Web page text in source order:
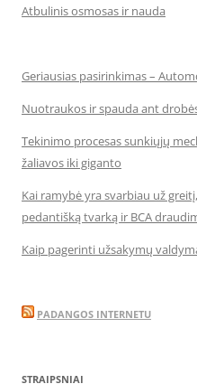
Atbulinis osmosas ir nauda
Geriausias pasirinkimas –
Nuotraukos ir spauda ant
Tekinimo procesas sunkiųjų
žaliavos iki giganto
Kai ramybė yra svarbiau už
pedantišką tvarką ir BCA
Kaip pagerinti užsakymų
PADANGOS INTERNETU
STRAIPSNIAI